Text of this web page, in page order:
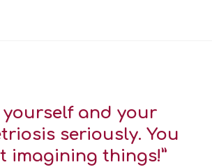
yourself and your
seriously. You
imagining things!”